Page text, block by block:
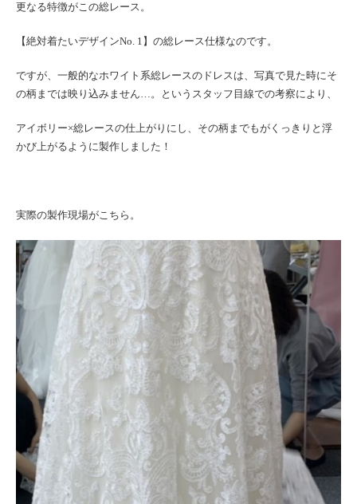
更なる特徴がこの総レース。
【絶対着たいデザインNo. 1】の総レース仕様なのです。
ですが、一般的なホワイト系総レースのドレスは、写真で見た時にそ
の柄までは映り込みません…。というスタッフ目線での考察により、
アイボリー×総レースの仕上がりにし、その柄までもがくっきりと浮
かび上がるように製作しました！
実際の製作現場がこちら。